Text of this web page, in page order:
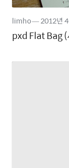
pxd Flat Bag
limho―2012년